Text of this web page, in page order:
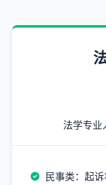
法学专业
民事类：起